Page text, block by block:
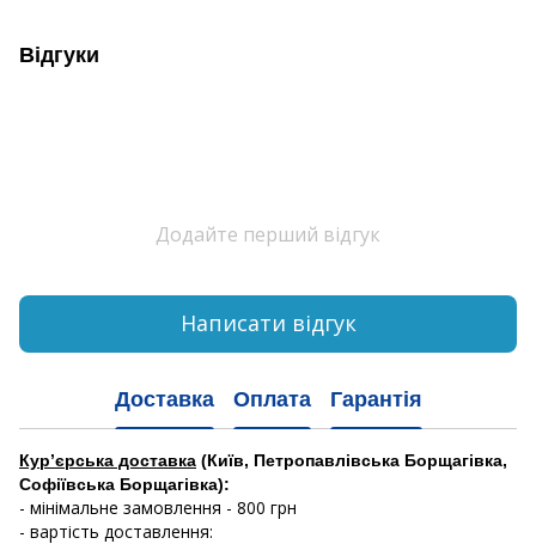
Відгуки
Додайте перший відгук
Написати відгук
Доставка Оплата Гарантія
Кур’єрська доставка (Київ, Петропавлівська Борщагівка,
Софіївська Борщагівка):
- мінімальне замовлення - 800 грн
- вартість доставлення: